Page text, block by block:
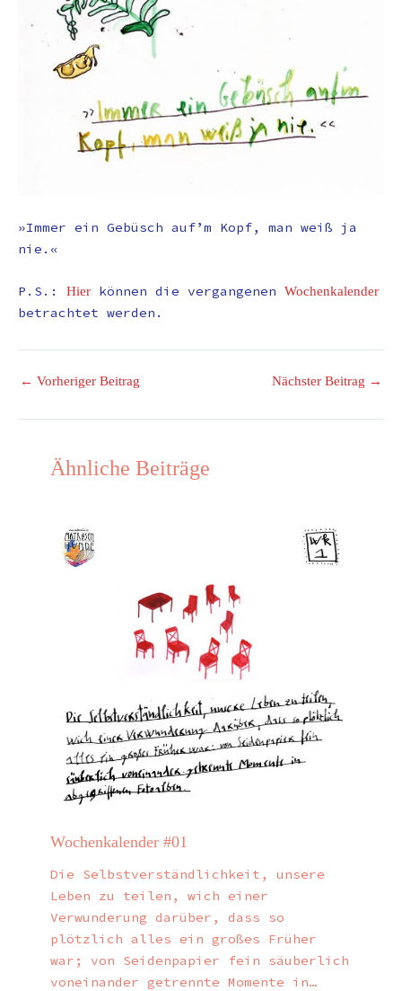
»Immer ein Gebüsch auf’m Kopf, man weiß ja
nie.«
P.S.: Hier können die vergangenen Wochenkalender
betrachtet werden.
← Vorheriger Beitrag Nächster Beitrag →
Ähnliche Beiträge
Wochenkalender #01
Die Selbstverständlichkeit, unsere
Leben zu teilen, wich einer
Verwunderung darüber, dass so
plötzlich alles ein großes Früher
war; von Seidenpapier fein säuberlich
voneinander getrennte Momente in…